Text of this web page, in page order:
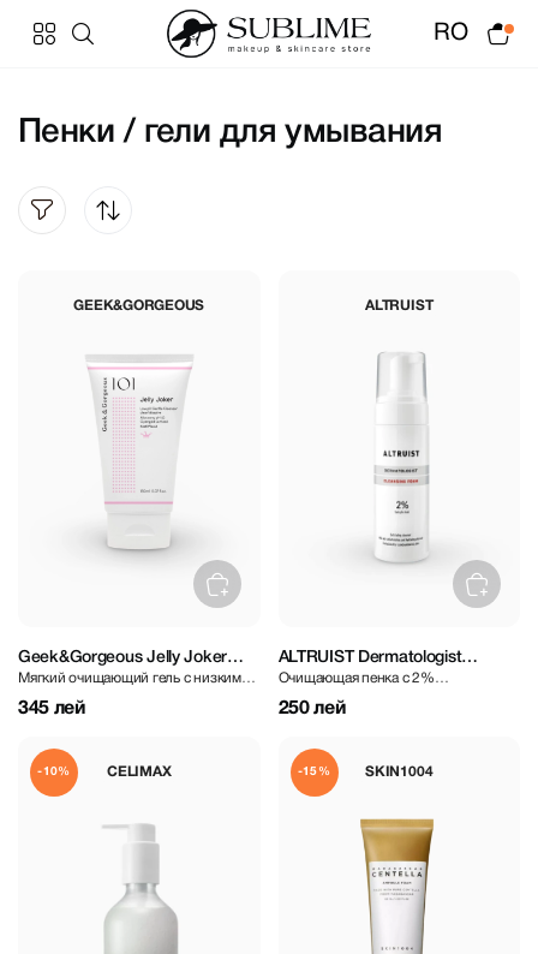
RO
Пенки / гели для умывания
GEEK&GORGEOUS
Geek&Gorgeous Jelly Joker
Cleaser 150 ml
Мягкий очищающий гель с низким
PH
345 лей
ALTRUIST
ALTRUIST Dermatologist
Cleansing Foam 2% Salicyclic
Acid 150 ml
Очищающая пенка с 2%
салициловой
250 лей
CELIMAX
-10% SKIN1004
-15%